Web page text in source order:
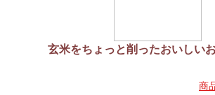
玄米をちょっと削ったおいしい
商